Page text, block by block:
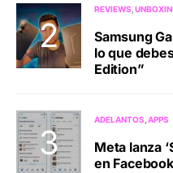
REVIEWS
Samsung
lo que
Edition”
ADELANTOS APPS
Meta lanza
en